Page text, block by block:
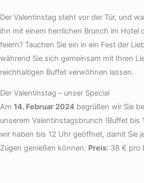
Der Valentinstag steht vor der Tür, und
ihn mit einem herrlichen Brunch im Hotel
feiern? Tauchen Sie ein in ein Fest der
während Sie sich gemeinsam mit Ihren
reichhaltigen Buffet verwöhnen lassen.
Der Valentinstag – unser Special
Am 14. Februar 2024 begrüßen wir Sie
unserem Valentinstagsbrunch (Buffet bis
wir haben bis 12 Uhr geöffnet, damit Sie
Zügen genießen können. Preis: 38 € pro